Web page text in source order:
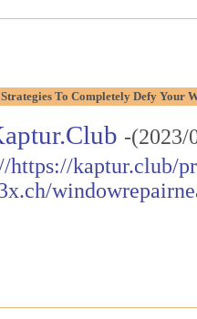
Strategies To Completely Defy Your
-
https://kaptur.club/